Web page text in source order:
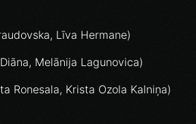
Līva Hermane)
Melānija Lagunovica)
Ronesala, Krista Ozola Kalniņa)